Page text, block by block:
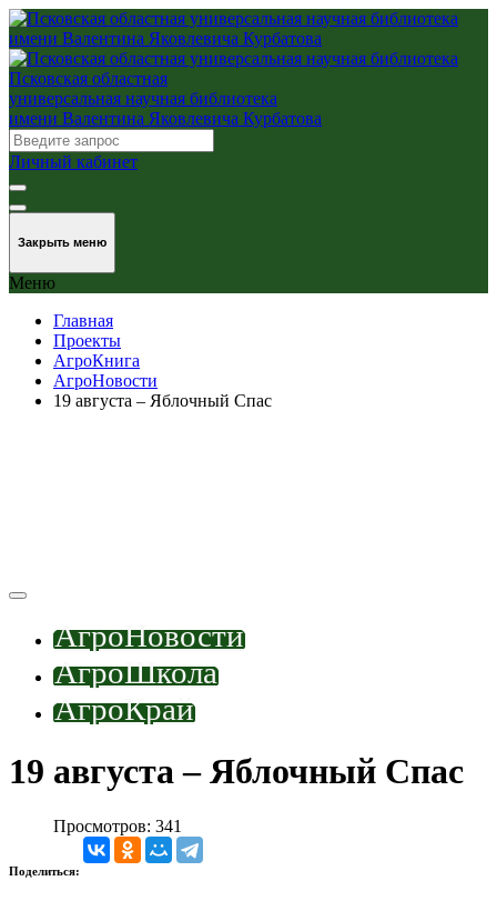
Псковская областная
универсальная научная библиотека
имени Валентина Яковлевича Курбатова
Личный кабинет
Закрыть меню
Меню
Главная
Проекты
АгроКнига
АгроНовости
19 августа – Яблочный Спас
АгроНовости
АгроШкола
АгроКрай
19 августа – Яблочный Спас
Просмотров: 341
Поделиться: